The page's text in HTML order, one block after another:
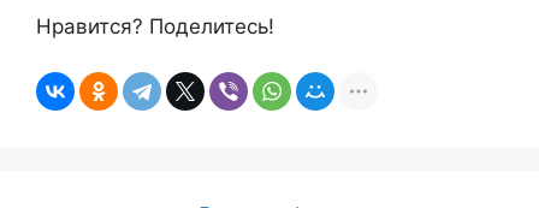
Нравится? Поделитесь!